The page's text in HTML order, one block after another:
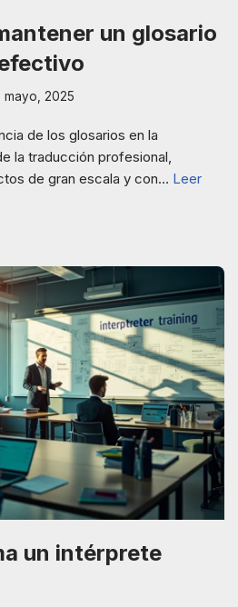
un glosario
mayo, 2025
de los glosarios en la
la traducción profesional,
de gran escala y con… Leer
un intérprete